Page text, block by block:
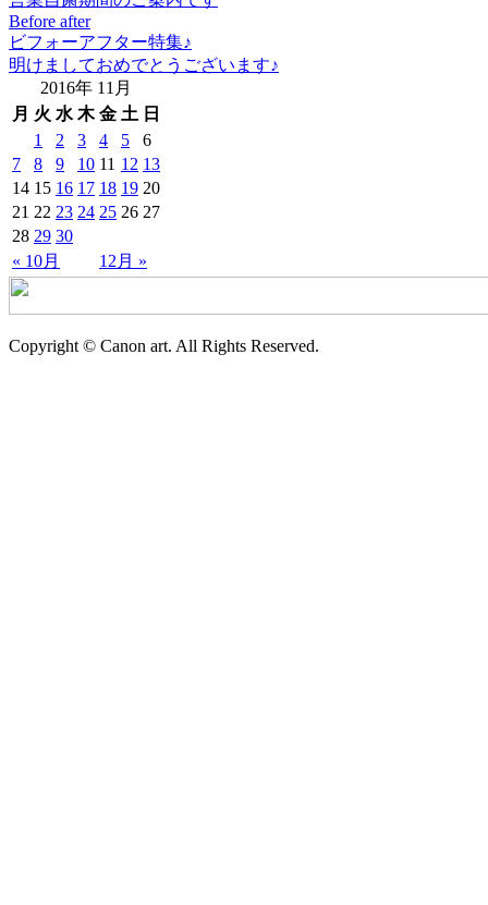
Before after
ビフォーアフター特集♪
明けましておめでとうございます♪
2016年 11月
月 火 水 木 金 土 日
« 10月 12月 »
1 2 3 4 5
6
7
8 9 10 11 12 13
14 15 16 17 18 19 20
21 22 23 24 25 26 27
28 29 30
Copyright © Canon art. All Rights Reserved.